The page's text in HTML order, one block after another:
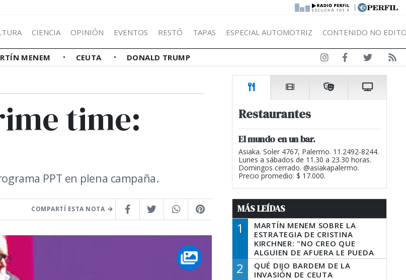
|
CIENCIA OPINIÓN EVENTOS RESTÓ TAPAS ESPECIAL AUTOMOTRIZ CONTENIDO NO
MENEM CEUTA DONALD TRUMP
time:
PPT en plena campaña.
COMPARTÍ ESTA NOTA
Restaurantes
El mundo en un bar.
Asiaka. Soler 4767, Palermo. 11.2492-8244.
Lunes a sábados de 11.30 a 23.30 horas.
Domingos cerrado. @asiakapalermo.
Precio promedio: $ 17.000.
MÁS LEÍDAS
1
MARTÍN MENEM SOBRE LA
ESTRATEGIA DE CRISTINA
KIRCHNER: "NO CREO QUE
ALGUIEN DE AFUERA LE PUEDA
DECIR A LA JUSTICIA LO QUE
TIENE QUE HACER"
2
QUÉ DIJO BARDEM DE LA
INVASIÓN DE CEUTA